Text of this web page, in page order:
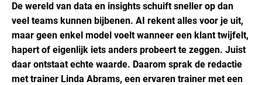
De wereld van data en insights schuift sneller op dan
veel teams kunnen bijbenen. AI rekent alles voor je uit,
maar geen enkel model voelt wanneer een klant twijfelt,
hapert of eigenlijk iets anders probeert te zeggen. Juist
daar ontstaat echte waarde. Daarom sprak de redactie
met trainer Linda Abrams, een ervaren trainer met een